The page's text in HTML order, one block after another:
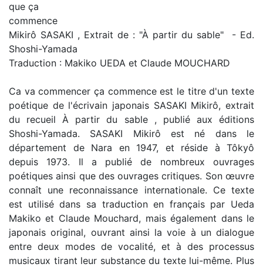
que ça
commence
Mikirô SASAKI , Extrait de : "À partir du sable" - Ed.
Shoshi-Yamada
Traduction : Makiko UEDA et Claude MOUCHARD
Ca va commencer ça commence est le titre d'un texte
poétique de l'écrivain japonais SASAKI Mikirô, extrait
du recueil À partir du sable , publié aux éditions
Shoshi-Yamada. SASAKI Mikirô est né dans le
département de Nara en 1947, et réside à Tôkyô
depuis 1973. Il a publié de nombreux ouvrages
poétiques ainsi que des ouvrages critiques. Son œuvre
connaît une reconnaissance internationale. Ce texte
est utilisé dans sa traduction en français par Ueda
Makiko et Claude Mouchard, mais également dans le
japonais original, ouvrant ainsi la voie à un dialogue
entre deux modes de vocalité, et à des processus
musicaux tirant leur substance du texte lui-même. Plus